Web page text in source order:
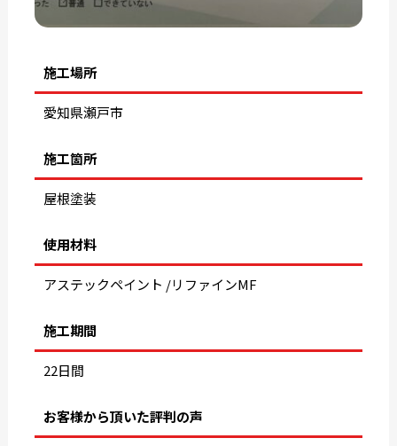
施工場所
愛知県瀬戸市
施工箇所
屋根塗装
使用材料
アステックペイント /リファインMF
施工期間
22日間
お客様から頂いた評判の声